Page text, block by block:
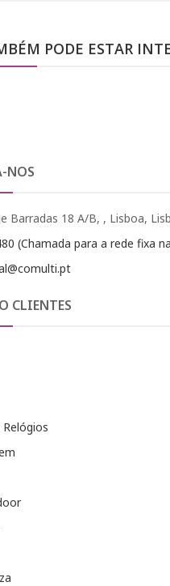
PODE ESTAR
NOS
Barradas 18 A/B, , Lisboa,
(Chamada para a rede fixa
CLIENTES